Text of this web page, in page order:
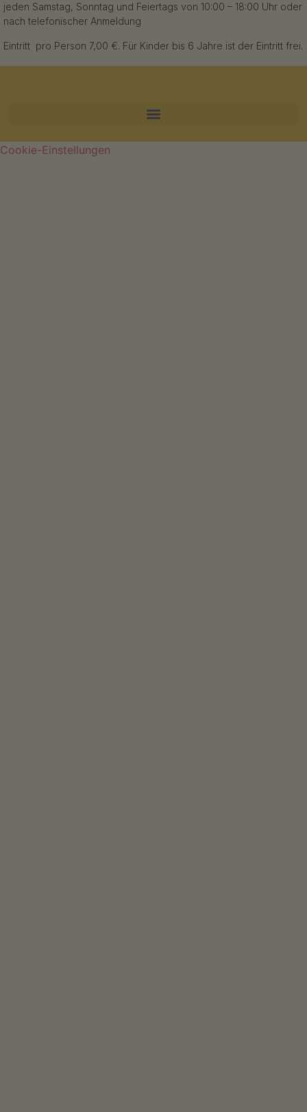
jeden Samstag, Sonntag und Feiertags von 10:00 – 18:00 Uhr oder
nach telefonischer Anmeldung
Eintritt pro Person 7,00 €. Für Kinder bis 6 Jahre ist der Eintritt frei.
Cookie-Einstellungen